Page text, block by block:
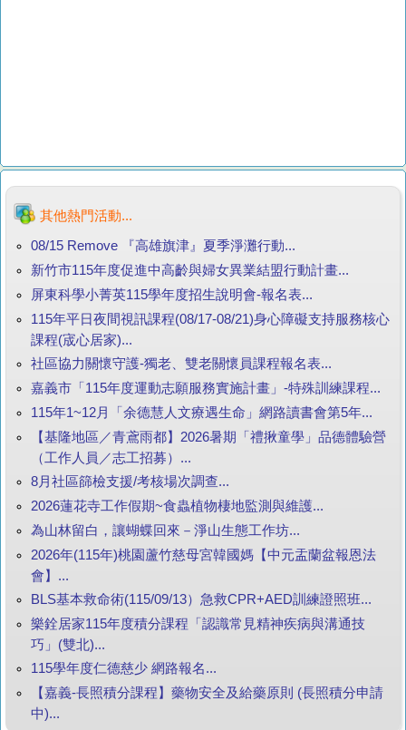
其他熱門活動...
08/15 Remove 『高雄旗津』夏季淨灘行動...
新竹市115年度促進中高齡與婦女異業結盟行動計畫...
屏東科學小菁英115學年度招生說明會-報名表...
115年平日夜間視訊課程(08/17-08/21)身心障礙支持服務核心
課程(宬心居家)...
社區協力關懷守護-獨老、雙老關懷員課程報名表...
嘉義市「115年度運動志願服務實施計畫」-特殊訓練課程...
115年1~12月「余德慧人文療遇生命」網路讀書會第5年...
【基隆地區／青鳶雨都】2026暑期「禮揪童學」品德體驗營
（工作人員／志工招募）...
8月社區篩檢支援/考核場次調查...
2026蓮花寺工作假期~食蟲植物棲地監測與維護...
為山林留白，讓蝴蝶回來－淨山生態工作坊...
2026年(115年)桃園蘆竹慈母宮韓國媽【中元盂蘭盆報恩法
會】...
BLS基本救命術(115/09/13）急救CPR+AED訓練證照班...
樂銓居家115年度積分課程「認識常見精神疾病與溝通技
巧」(雙北)...
115學年度仁德慈少 網路報名...
【嘉義-長照積分課程】藥物安全及給藥原則 (長照積分申請
中)...